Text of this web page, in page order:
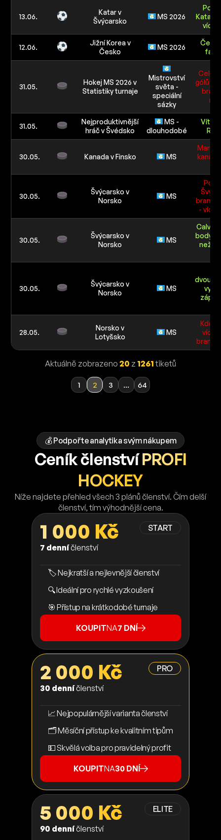
13.06.
Katar v
Švýcarsko
MS 2026
Katar v
více
12.06.
Jižní Korea v
Česko
MS 2026
31.05.
Hokej MS 2026 v
Statistiky turnaje
Mistrovství
světa -
speciální
sázky
gólů
31.05.
Nejproduktivnější
hráč v Švédsko
MS -
dlouhodobé
Vítěz
30.05. Kanada v Finsko MS
Mark
30.05.
Švýcarsko v
Norsko
MS
branku
- více
30.05.
Švýcarsko v
Norsko
MS
Calvin
body
než -
30.05.
Švýcarsko v
Norsko
MS
28.05.
Norsko v
Lotyšsko
MS
Kdo
více
branku
Aktuálně zobrazeno 20 z 1261tiketů
1 2 3 ... 64
💰 Podpořte analytika svým nákupem
Ceník členstvíPROFI
HOCKEY
Níže najdete přehled všech 3 plánů členství. Čím delší
členství, tím výhodnější cena.
START
1 000 Kč
7 denníčlenství
🏷️ Nejkratší a nejlevnější členství
🔍 Ideální pro rychlé vyzkoušení
🎯 Přístup na krátkodobé turnaje
KOUPITNA7 DNÍ
PRO
2 000 Kč
30 denníčlenství
📈 Nejpopulárnější varianta členství
🗂️ Měsíční přístup ke kvalitním tipům
💵 Skvělá volba pro pravidelný profit
KOUPITNA30 DNÍ
ELITE
5 000 Kč
90 denníčlenství